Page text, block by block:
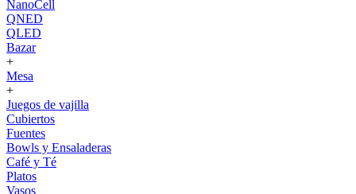
NanoCell
QNED
QLED
Bazar
+
Mesa
+
Juegos de vajilla
Cubiertos
Fuentes
Bowls y Ensaladeras
Café y Té
Platos
Vasos